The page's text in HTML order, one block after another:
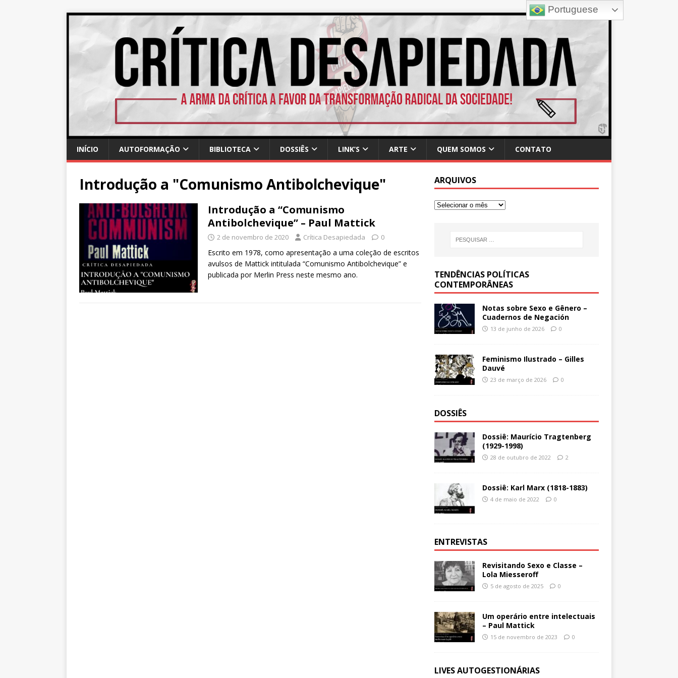
INÍCIO AUTOFORMAÇÃO BIBLIOTECA DOSSIÊS LINK’S ARTE QUEM SOMOS CONTATO
Introdução a "Comunismo Antibolchevique"
Introdução a “Comunismo
Antibolchevique” – Paul Mattick
2 de novembro de 2020 Crítica Desapiedada 0
Escrito em 1978, como apresentação a uma coleção de escritos
avulsos de Mattick intitulada “Comunismo Antibolchevique” e
publicada por Merlin Press neste mesmo ano.
ARQUIVOS
TENDÊNCIAS POLÍTICAS
CONTEMPORÂNEAS
Notas sobre Sexo e Gênero –
Cuadernos de Negación
13 de junho de 2026 0
Feminismo Ilustrado – Gilles
Dauvé
23 de março de 2026 0
DOSSIÊS
Dossiê: Maurício Tragtenberg
(1929-1998)
28 de outubro de 2022 2
Dossiê: Karl Marx (1818-1883)
4 de maio de 2022 0
ENTREVISTAS
Revisitando Sexo e Classe –
Lola Miesseroff
5 de agosto de 2025 0
Um operário entre intelectuais
– Paul Mattick
15 de novembro de 2023 0
LIVES AUTOGESTIONÁRIAS
Portuguese